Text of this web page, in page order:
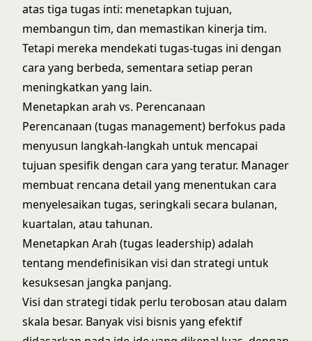
atas tiga tugas inti: menetapkan tujuan,
membangun tim, dan memastikan kinerja tim.
Tetapi mereka mendekati tugas-tugas ini dengan
cara yang berbeda, sementara setiap peran
meningkatkan yang lain.
Menetapkan arah vs. Perencanaan
Perencanaan (tugas management) berfokus pada
menyusun langkah-langkah untuk mencapai
tujuan spesifik dengan cara yang teratur. Manager
membuat rencana detail yang menentukan cara
menyelesaikan tugas, seringkali secara bulanan,
kuartalan, atau tahunan.
Menetapkan Arah (tugas leadership) adalah
tentang mendefinisikan visi dan strategi untuk
kesuksesan jangka panjang.
Visi dan strategi tidak perlu terobosan atau dalam
skala besar. Banyak visi bisnis yang efektif